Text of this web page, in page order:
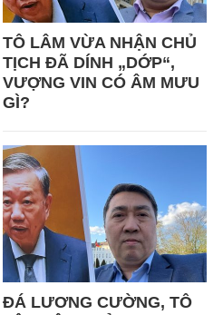
TÔ LÂM VỪA NHẬN CHỦ
TỊCH ĐÃ DÍNH „DỚP“,
VƯỢNG VIN CÓ ÂM MƯU
GÌ?
ĐÁ LƯƠNG CƯỜNG, TÔ